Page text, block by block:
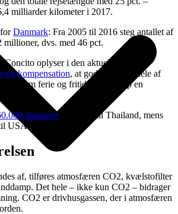
milliarder kilometer i 2017.
Danmark: Fra 2005 til 2016 steg antallet af
millioner, dvs. med 46 pct.
oplyser i den aktuelle
og kompensation, at godt tre fjerdedele af
om ferie og fritid, mens knap en
danskere ferieflyet til Thailand, mens
USA.
af, tilføres atmosfæren CO2, kvælstofilter
Det hele – ikke kun CO2 – bidrager
CO2 er drivhusgassen, der i atmosfæren